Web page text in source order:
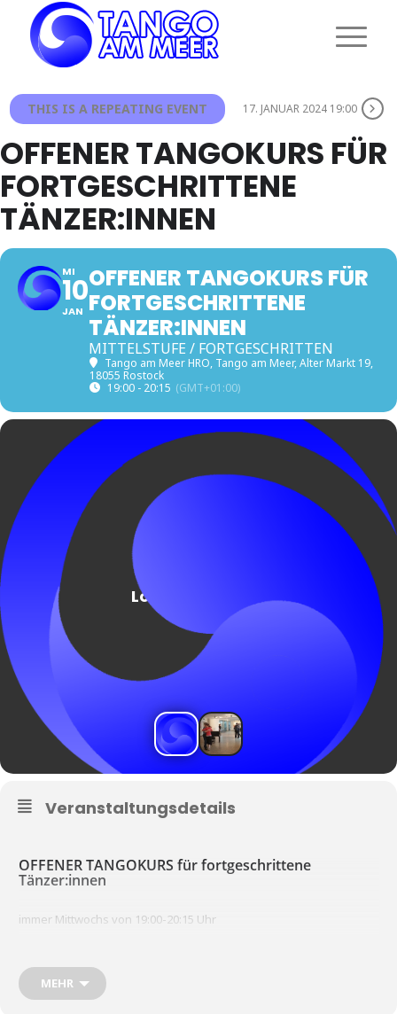
THIS IS A REPEATING EVENT 17. JANUAR 2024 19:00
OFFENER TANGOKURS FÜR
FORTGESCHRITTENE
TÄNZER:INNEN
MI
10
JAN
OFFENER TANGOKURS FÜR
FORTGESCHRITTENE
TÄNZER:INNEN
MITTELSTUFE / FORTGESCHRITTEN
Tango am Meer HRO, Tango am Meer, Alter Markt 19,
18055 Rostock
19:00 - 20:15 (GMT+01:00)
Veranstaltungsdetails
OFFENER TANGOKURS für fortgeschrittene
Tänzer:innen
immer Mittwochs von 19:00-20:15 Uhr
Info unterwww.tangoammeer.de/kurse
MEHR